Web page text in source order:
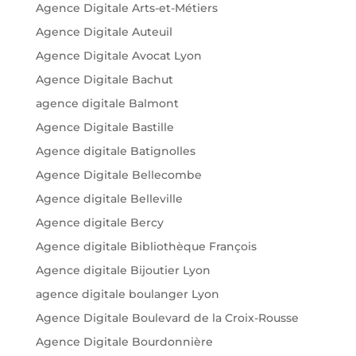
Agence Digitale Arts-et-Métiers
Agence Digitale Auteuil
Agence Digitale Avocat Lyon
Agence Digitale Bachut
agence digitale Balmont
Agence Digitale Bastille
Agence digitale Batignolles
Agence Digitale Bellecombe
Agence digitale Belleville
Agence digitale Bercy
Agence digitale Bibliothèque François
Agence digitale Bijoutier Lyon
agence digitale boulanger Lyon
Agence Digitale Boulevard de la Croix-Rousse
Agence Digitale Bourdonnière